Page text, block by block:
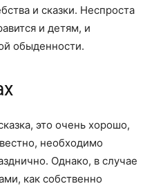
и сказки. Неспроста
и детям, и
обыденности.
это очень хорошо,
необходимо
Однако, в случае
как собственно